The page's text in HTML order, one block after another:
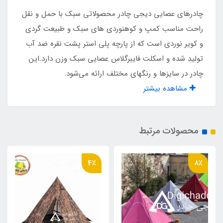
کامپوزیت فایبر گلاس عصایی
یک عدد در سقف چادر مجهز به توری و روکش
جداگانه
وسایل همراه
جنس چادر
پلی استر پشت نقره ضد آب درجه یک
چادرهای عصایی دیجی چادر محصولاتی سبک با حمل و نقل
راحت مناسب کمپ و کوهنوردی های سبک و طبیعت گردی
و کویر نوردی است که از پارچه پلی استر پشت نقره ضد آب
تولید شده و اسکلت فایبرگلاس عصایی سبک وزن دارد.این
چادر در سایزها و رنگهای مختلف ارائه می‌شود.
مشاهده بیشتر
محصولات مرتبط
8٪ 4٪